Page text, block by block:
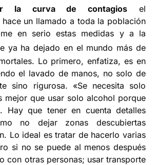
la curva de contagios el
un llamado a toda la población
en serio estas medidas y a la
ya ha dejado en el mundo más de
Lo primero, enfatiza, es en
el lavado de manos, no solo de
sino rigurosa. «Se necesita solo
mejor que usar solo alcohol porque
Hay que tener en cuenta detalles
no dejar zonas descubiertas
Lo ideal es tratar de hacerlo varias
si no se puede al menos después
con otras personas; usar transporte